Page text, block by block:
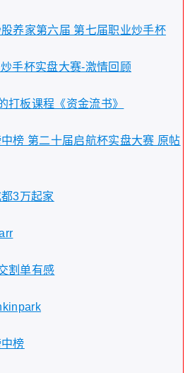
股养家第六届 第七届职业炒手杯
手杯实盘大赛-激情回顾
打板课程《资金流书》
中榜 第二十届启航杯实盘大赛 原帖
都3万起家
割单有感
中榜